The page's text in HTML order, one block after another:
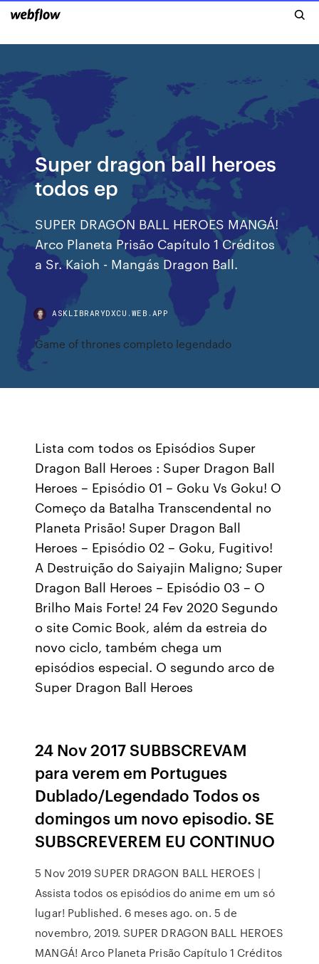
Super dragon ball heroes
todos ep
SUPER DRAGON BALL HEROES MANGÁ!
Arco Planeta Prisão Capítulo 1 Créditos
a Sr. Kaioh - Mangás Dragon Ball.
ASKLIBRARYDXCU.WEB.APP
Game of thrones completo legendado
Lista com todos os Episódios Super
Dragon Ball Heroes : Super Dragon Ball
Heroes – Episódio 01 – Goku Vs Goku! O
Começo da Batalha Transcendental no
Planeta Prisão! Super Dragon Ball
Heroes – Episódio 02 – Goku, Fugitivo!
A Destruição do Saiyajin Maligno; Super
Dragon Ball Heroes – Episódio 03 – O
Brilho Mais Forte! 24 Fev 2020 Segundo
o site Comic Book, além da estreia do
novo ciclo, também chega um
episódios especial. O segundo arco de
Super Dragon Ball Heroes
24 Nov 2017 SUBBSCREVAM
para verem em Portugues
Dublado/Legendado Todos os
domingos um novo episodio. SE
SUBSCREVEREM EU CONTINUO
5 Nov 2019 SUPER DRAGON BALL HEROES |
Assista todos os episódios do anime em um só
lugar! Published. 6 meses ago. on. 5 de
novembro, 2019. SUPER DRAGON BALL HEROES
MANGÁ! Arco Planeta Prisão Capítulo 1 Créditos